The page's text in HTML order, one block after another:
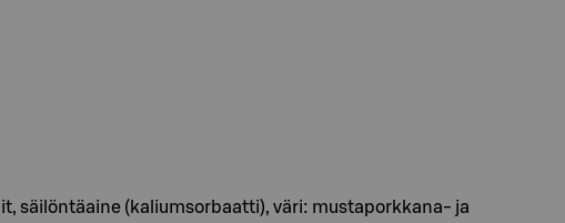
säilöntäaine (kaliumsorbaatti), väri: mustaporkkana- ja